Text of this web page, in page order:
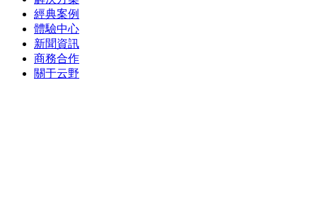
經典案例
體驗中心
新聞資訊
商務合作
關于云野